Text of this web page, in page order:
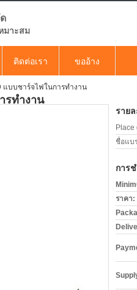
มาะสม
ติดต่อเรา ขออ้าง
แบบชาร์จไฟในการทำงาน
รทำงาน
ราย
Place
ชื่อแบ
การ
ราคา: